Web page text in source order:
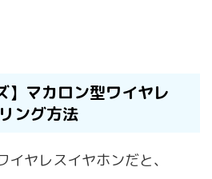
】マカロン型ワイヤレ
ング方法
ヤレスイヤホンだと、